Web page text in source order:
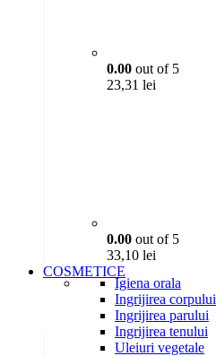
0.00 out of 5
23,31 lei
0.00 out of 5
33,10 lei
COSMETICE
Igiena orala
Ingrijirea corpului
Ingrijirea parului
Ingrijirea tenului
Uleiuri vegetale